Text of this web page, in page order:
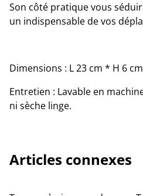
Son côté pratique vous
un indispensable de vos
Dimensions : L 23 cm * H 6
Entretien : Lavable en
ni sèche linge.
Articles connexes